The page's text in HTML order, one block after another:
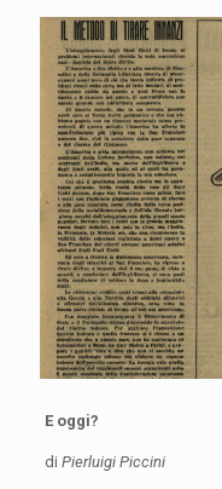
E oggi?
di Pierluigi Piccini